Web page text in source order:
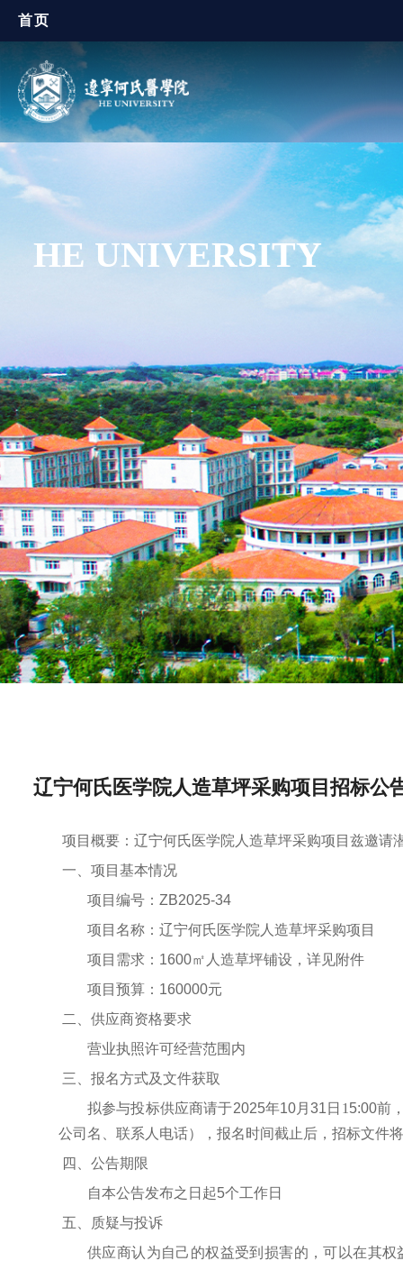
首页
HE UNIVERSITY
辽宁何氏医学院人造草坪采购项目招标公
项目概要：辽宁何氏医学院人造草坪采购项目兹邀请
一、项目基本情况
项目编号：ZB2025-34
项目名称：辽宁何氏医学院人造草坪采购项目
项目需求：1600㎡人造草坪铺设，详见附件
项目预算：160000元
二、供应商资格要求
营业执照许可经营范围内
三、报名方式及文件获取
拟参与投标供应商请于2025年10月31 日1 5:00前
公司名、联系人电话），报名时间截止后，招标文件
四、公告期限
自本公告发布之日起5个工作日
五、质疑与投诉
供应商认为自己的权益受到损害的，可以在其